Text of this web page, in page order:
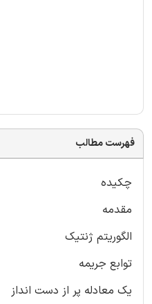
فهرست مطالب
چکیده
مقدمه
الگوریتم ژنتیک
توابع جریمه
یک معادله پر از دست انداز